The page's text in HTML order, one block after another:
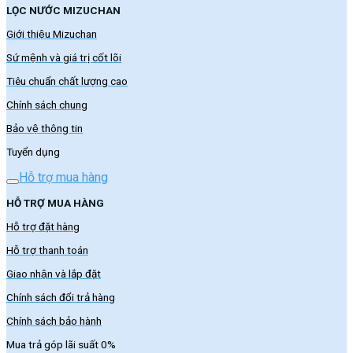
LỌC NƯỚC MIZUCHAN
Giới thiệu Mizuchan
Sứ mệnh và giá trị cốt lõi
Tiêu chuẩn chất lượng cao
Chính sách chung
Bảo vệ thông tin
Tuyển dụng
Hỗ trợ mua hàng
HỖ TRỢ MUA HÀNG
Hỗ trợ đặt hàng
Hỗ trợ thanh toán
Giao nhận và lắp đặt
Chính sách đổi trả hàng
Chính sách bảo hành
Mua trả góp lãi suất 0%